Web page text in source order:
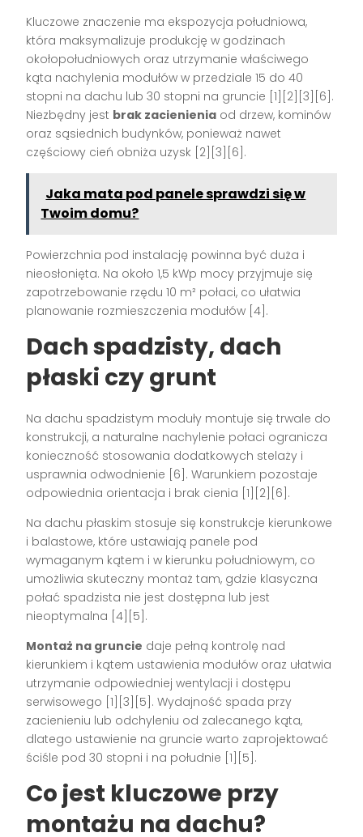
Kluczowe znaczenie ma ekspozycja południowa,
która maksymalizuje produkcję w godzinach
okołopołudniowych oraz utrzymanie właściwego
kąta nachylenia modułów w przedziale 15 do 40
stopni na dachu lub 30 stopni na gruncie [1][2][3][6].
Niezbędny jest brak zacienienia od drzew, kominów
oraz sąsiednich budynków, ponieważ nawet
częściowy cień obniża uzysk [2][3][6].
Jaka mata pod panele sprawdzi się w
Twoim domu?
Powierzchnia pod instalację powinna być duża i
nieosłonięta. Na około 1,5 kWp mocy przyjmuje się
zapotrzebowanie rzędu 10 m² połaci, co ułatwia
planowanie rozmieszczenia modułów [4].
Dach spadzisty, dach
płaski czy grunt
Na dachu spadzistym moduły montuje się trwale do
konstrukcji, a naturalne nachylenie połaci ogranicza
konieczność stosowania dodatkowych stelaży i
usprawnia odwodnienie [6]. Warunkiem pozostaje
odpowiednia orientacja i brak cienia [1][2][6].
Na dachu płaskim stosuje się konstrukcje kierunkowe
i balastowe, które ustawiają panele pod
wymaganym kątem i w kierunku południowym, co
umożliwia skuteczny montaż tam, gdzie klasyczna
połać spadzista nie jest dostępna lub jest
nieoptymalna [4][5].
Montaż na gruncie daje pełną kontrolę nad
kierunkiem i kątem ustawienia modułów oraz ułatwia
utrzymanie odpowiedniej wentylacji i dostępu
serwisowego [1][3][5]. Wydajność spada przy
zacienieniu lub odchyleniu od zalecanego kąta,
dlatego ustawienie na gruncie warto zaprojektować
ściśle pod 30 stopni i na południe [1][5].
Co jest kluczowe przy
montażu na dachu?